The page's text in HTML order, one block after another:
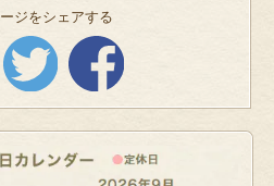
ジをシェアする